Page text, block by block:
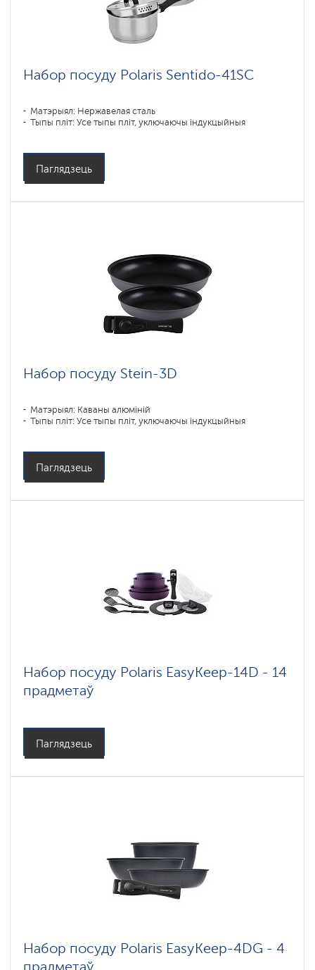
Набор посуду Polaris Sentido-41SC
Матэрыял: Нержавелая сталь
Тыпы пліт: Усе тыпы пліт, уключаючы індукцыйныя
Паглядзець
Набор посуду Stein-3D
Матэрыял: Каваны алюміній
Тыпы пліт: Усе тыпы пліт, уключаючы індукцыйныя
Паглядзець
Набор посуду Polaris EasyKeep-14D - 14
прадметаў
Паглядзець
Набор посуду Polaris EasyKeep-4DG - 4
прадметаў